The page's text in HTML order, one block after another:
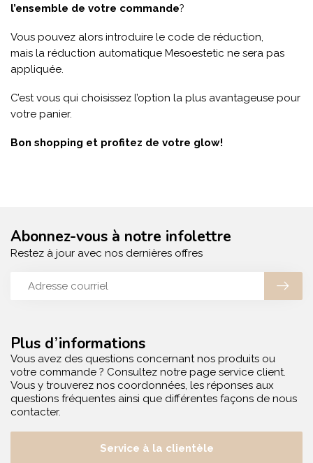
l’ensemble de votre commande?
Vous pouvez alors introduire le code de réduction,
mais la réduction automatique Mesoestetic ne sera pas
appliquée.
C’est vous qui choisissez l’option la plus avantageuse pour
votre panier.
Bon shopping et profitez de votre glow!
Plus d’informations
Vous avez des questions concernant nos produits ou
votre commande ? Consultez notre page service client.
Vous y trouverez nos coordonnées, les réponses aux
questions fréquentes ainsi que différentes façons de nous
contacter.
Service à la clientèle
Abonnez-vous à notre infolettre
Restez à jour avec nos dernières offres